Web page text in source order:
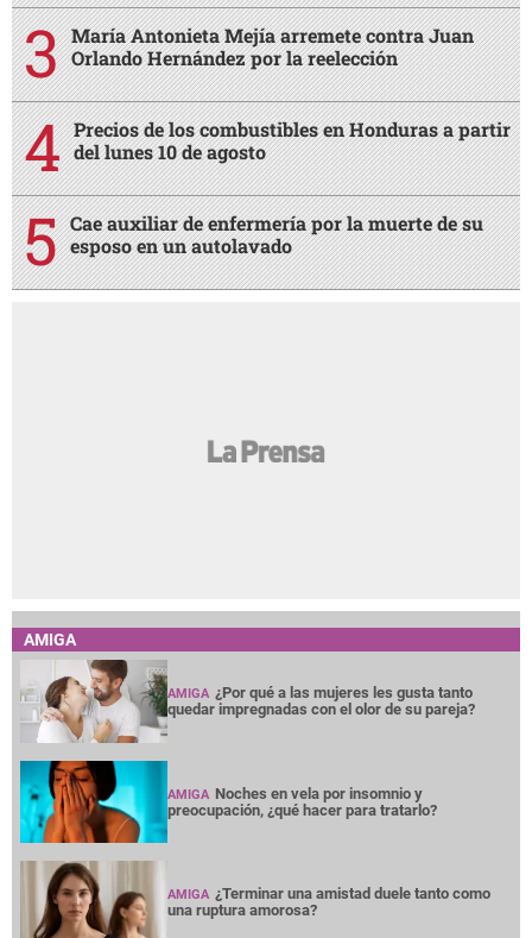
María Antonieta Mejía arremete contra Juan
Orlando Hernández por la reelección
Precios de los combustibles en Honduras a partir
del lunes 10 de agosto
Cae auxiliar de enfermería por la muerte de su
esposo en un autolavado
AMIGA
AMIGA ¿Por qué a las mujeres les gusta tanto
quedar impregnadas con el olor de su pareja?
AMIGA Noches en vela por insomnio y
preocupación, ¿qué hacer para tratarlo?
AMIGA ¿Terminar una amistad duele tanto como
una ruptura amorosa?